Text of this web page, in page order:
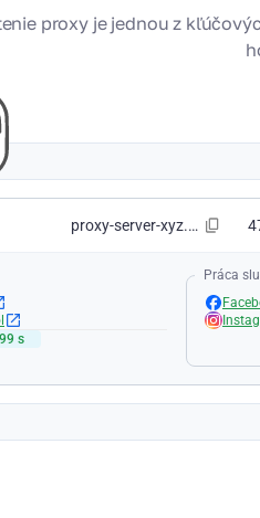
proxy je jednou z
proxy-server-xyz.com:8080
s
Práca